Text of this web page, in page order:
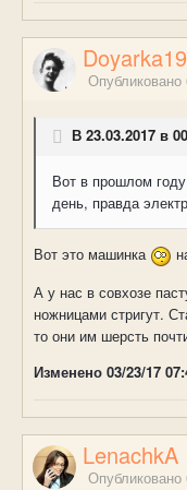
Опубликовано
В 23.03.2017 в
Вот в прошлом
день, правда
Вот это машинка
А у нас в совхозе
ножницами стригут.
то они им шерсть
Изменено 03/23/17
LenachkA
Опубликовано